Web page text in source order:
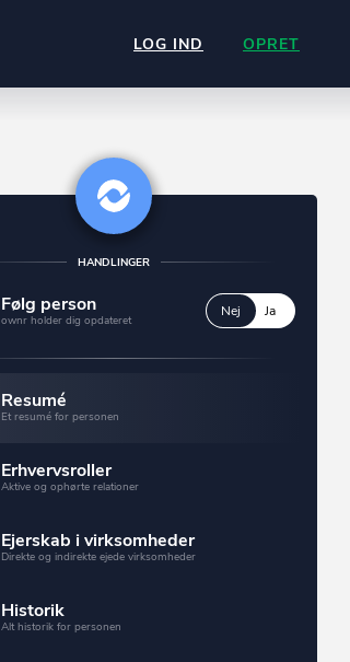
LOG IND OPRET
HANDLINGER
Følg person
ownr holder dig opdateret
Nej Ja
Resumé
Et resumé for personen
Erhvervsroller
Aktive og ophørte relationer
Ejerskab i virksomheder
Direkte og indirekte ejede virksomheder
Historik
Alt historik for personen